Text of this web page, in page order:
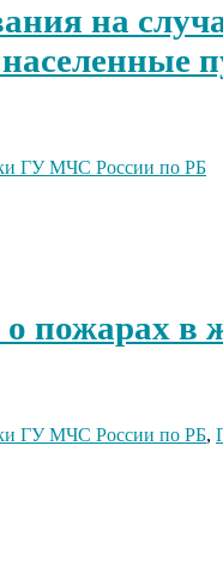
на
ГУ МЧС России по РБ
пожарах в
ГУ МЧС России по РБ,